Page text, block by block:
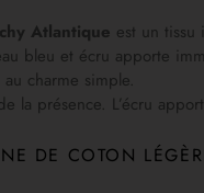
Atlantique est un
bleu et écru apporte
charme simple.
la présence. L’écru
DE COTON